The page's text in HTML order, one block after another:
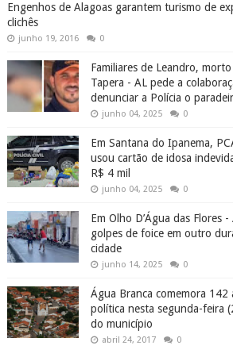
Engenhos de Alagoas garantem turismo de
clichês
junho 19, 2016 0
Familiares de Leandro,
Tapera - AL pede a
denunciar a Polícia o
junho 04, 2025 0
Em Santana do Ipanema,
usou cartão de idosa
R$ 4 mil
junho 04, 2025 0
Em Olho D’Água das Flores
golpes de foice em outro
cidade
junho 14, 2025 0
Água Branca comemora 142
política nesta segunda-feira
do município
abril 24, 2017 0